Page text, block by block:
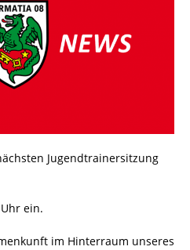
Jugendtrainersitzung
ein.
im Hinterraum unseres